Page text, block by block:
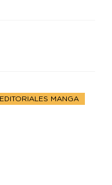
EDITORIALES MANGA